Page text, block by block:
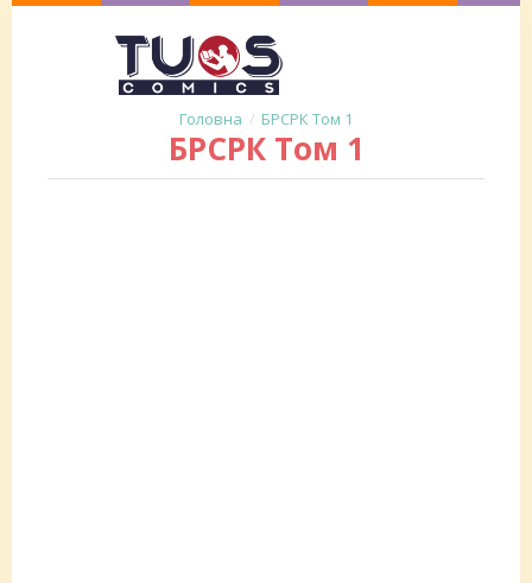
БРСРК Том 1
БРСРК Том 1